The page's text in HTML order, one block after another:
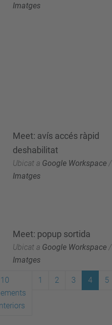
Imatges
Meet: avís accés ràpid
deshabilitat
Ubicat a Google Workspace /
Imatges
Meet: popup sortida
Ubicat a Google Workspace /
Imatges
10
1 2 3 4 5